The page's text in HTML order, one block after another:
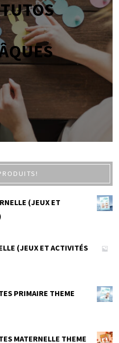
(JEUX ET
(JEUX ET ACTIVITÉS
PRIMAIRE THEME
MATERNELLE THEME